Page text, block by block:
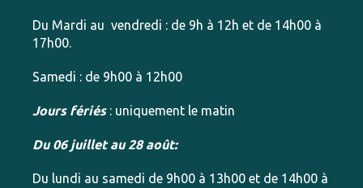
Du Mardi au vendredi : de 9h à 12h et de 14h00 à
17h00.
Samedi : de 9h00 à 12h00
Jours fériés: uniquement le matin
Du 06 juillet au 28 août:
Du lundi au samedi de 9h00 à 13h00 et de 14h00 à